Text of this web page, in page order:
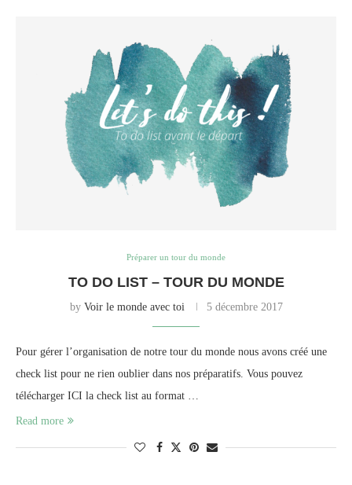
Préparer un tour du monde
TO DO LIST – TOUR DU MONDE
by Voir le monde avec toi 5 décembre 2017
Pour gérer l’organisation de notre tour du monde nous avons créé une
check list pour ne rien oublier dans nos préparatifs. Vous pouvez
télécharger ICI la check list au format …
Read more